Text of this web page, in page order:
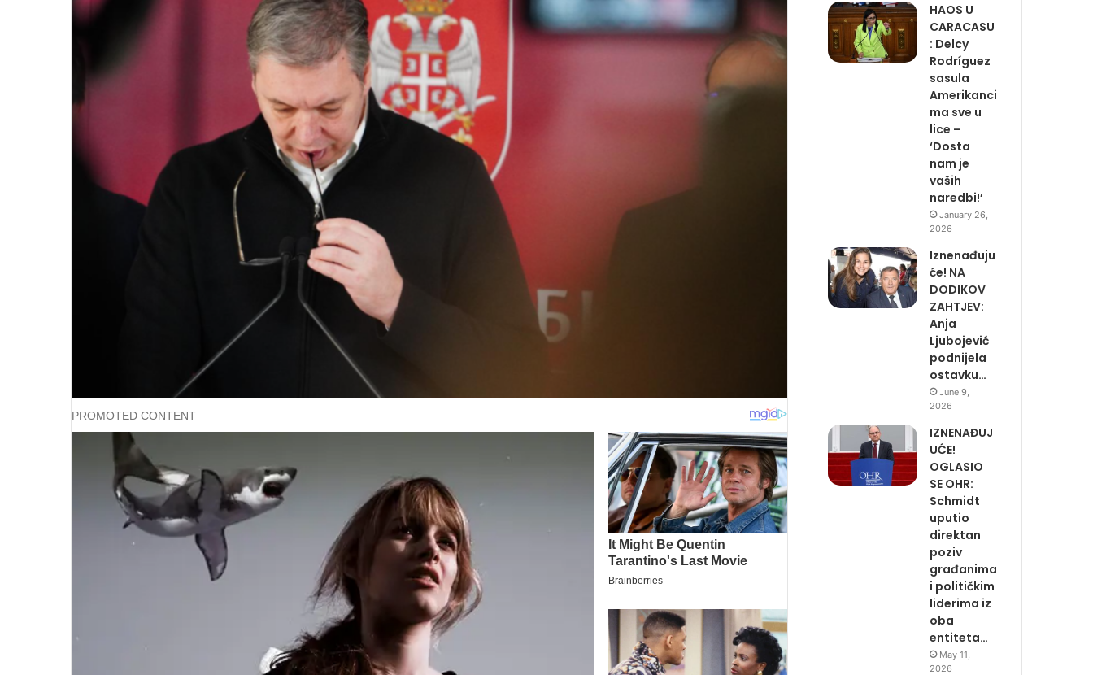
HAOS U
CARACASU
: Delcy
Rodríguez
sasula
Amerikanci
ma sve u
lice –
‘Dosta
nam je
vaših
naredbi!’
January 26,
2026
Iznenađuju
će! NA
DODIKOV
ZAHTJEV:
Anja
Ljubojević
podnijela
ostavku…
June 9,
2026
IZNENAĐUJ
UĆE!
OGLASIO
SE OHR:
Schmidt
uputio
direktan
poziv
građanima
i političkim
liderima iz
oba
entiteta…
May 11,
2026